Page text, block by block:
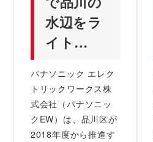
水辺をラ
イト…
パナソニック エレク
トリックワークス株
式会社（パナソニッ
クEW）は、品川区が
2018年度から推進す